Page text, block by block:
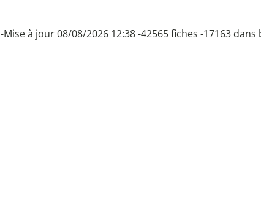
-Mise à jour 08/08/2026 12:38 -42565 fiches -17163